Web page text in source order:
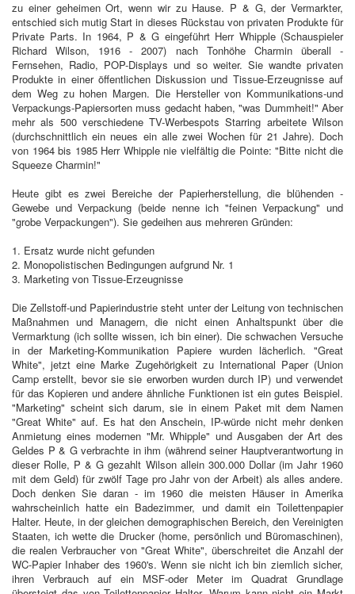
zu einer geheimen Ort, wenn wir zu Hause. P & G, der Vermarkter,
entschied sich mutig Start in dieses Rückstau von privaten Produkte für
Private Parts. In 1964, P & G eingeführt Herr Whipple (Schauspieler
Richard Wilson, 1916 - 2007) nach Tonhöhe Charmin überall -
Fernsehen, Radio, POP-Displays und so weiter. Sie wandte privaten
Produkte in einer öffentlichen Diskussion und Tissue-Erzeugnisse auf
dem Weg zu hohen Margen. Die Hersteller von Kommunikations-und
Verpackungs-Papiersorten muss gedacht haben, "was Dummheit!" Aber
mehr als 500 verschiedene TV-Werbespots Starring arbeitete Wilson
(durchschnittlich ein neues ein alle zwei Wochen für 21 Jahre). Doch
von 1964 bis 1985 Herr Whipple nie vielfältig die Pointe: "Bitte nicht die
Squeeze Charmin!"
Heute gibt es zwei Bereiche der Papierherstellung, die blühenden -
Gewebe und Verpackung (beide nenne ich "feinen Verpackung" und
"grobe Verpackungen"). Sie gedeihen aus mehreren Gründen:
1. Ersatz wurde nicht gefunden
2. Monopolistischen Bedingungen aufgrund Nr. 1
3. Marketing von Tissue-Erzeugnisse
Die Zellstoff-und Papierindustrie steht unter der Leitung von technischen
Maßnahmen und Managern, die nicht einen Anhaltspunkt über die
Vermarktung (ich sollte wissen, ich bin einer). Die schwachen Versuche
in der Marketing-Kommunikation Papiere wurden lächerlich. "Great
White", jetzt eine Marke Zugehörigkeit zu International Paper (Union
Camp erstellt, bevor sie sie erworben wurden durch IP) und verwendet
für das Kopieren und andere ähnliche Funktionen ist ein gutes Beispiel.
"Marketing" scheint sich darum, sie in einem Paket mit dem Namen
"Great White" auf. Es hat den Anschein, IP-würde nicht mehr denken
Anmietung eines modernen "Mr. Whipple" und Ausgaben der Art des
Geldes P & G verbrachte in ihm (während seiner Hauptverantwortung in
dieser Rolle, P & G gezahlt Wilson allein 300.000 Dollar (im Jahr 1960
mit dem Geld) für zwölf Tage pro Jahr von der Arbeit) als alles andere.
Doch denken Sie daran - im 1960 die meisten Häuser in Amerika
wahrscheinlich hatte ein Badezimmer, und damit ein Toilettenpapier
Halter. Heute, in der gleichen demographischen Bereich, den Vereinigten
Staaten, ich wette die Drucker (home, persönlich und Büromaschinen),
die realen Verbraucher von "Great White", überschreitet die Anzahl der
WC-Papier Inhaber des 1960's. Wenn sie nicht ich bin ziemlich sicher,
ihren Verbrauch auf ein MSF-oder Meter im Quadrat Grundlage